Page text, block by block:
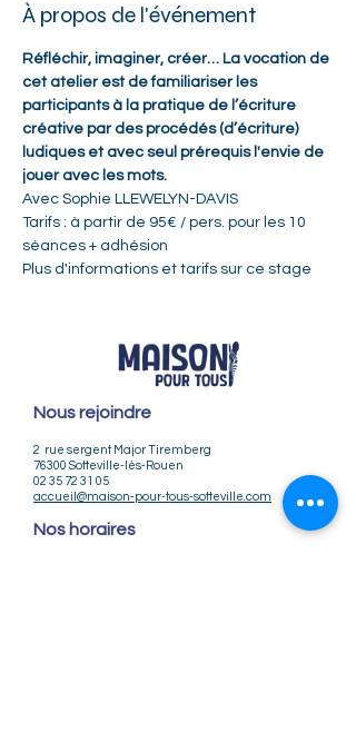
À propos de l'événement
Réfléchir, imaginer, créer… La vocation de
cet atelier est de familiariser les
participants à la pratique de l’écriture
créative par des procédés (d’écriture)
ludiques et avec seul prérequis l'envie de
jouer avec les mots.
Avec Sophie LLEWELYN-DAVIS
Tarifs : à partir de 95€ / pers. pour les 10
séances + adhésion
Plus d'informations et tarifs sur ce stage
Nous rejoindre
2 rue sergent Major Tiremberg
76300 Sotteville-lès-Rouen
02 35 72 31 05
accueil@maison-pour-tous-sotteville.com
Nos horaires